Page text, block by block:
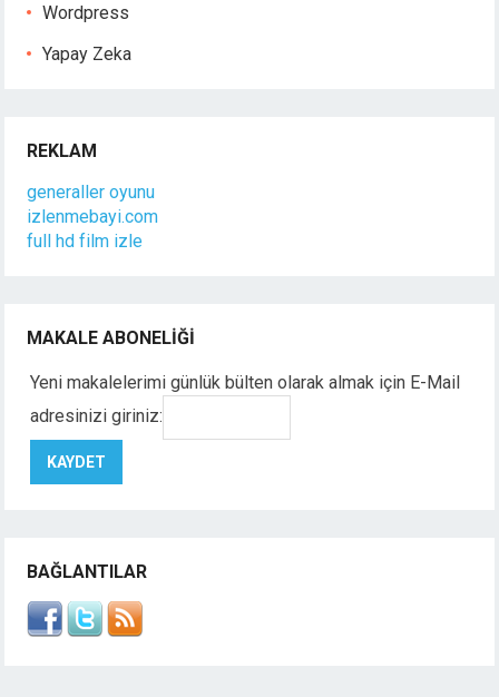
Wordpress
Yapay Zeka
REKLAM
generaller oyunu
izlenmebayi.com
full hd film izle
MAKALE ABONELIĞI
Yeni makalelerimi günlük bülten olarak almak için E-Mail
adresinizi giriniz:
BAĞLANTILAR